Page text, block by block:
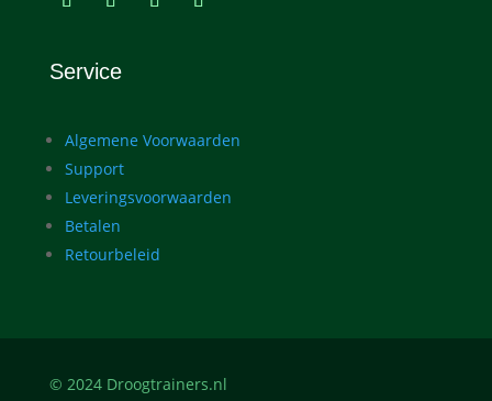
Service
Algemene Voorwaarden
Support
Leveringsvoorwaarden
Betalen
Retourbeleid
© 2024 Droogtrainers.nl